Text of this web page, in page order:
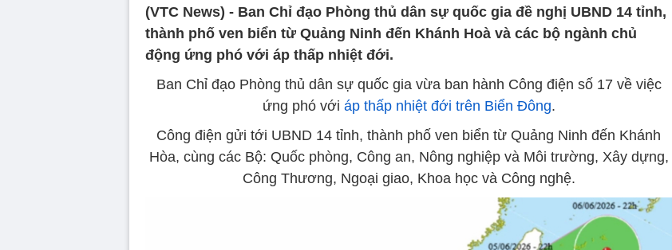
(VTC News) - Ban Chỉ đạo Phòng thủ dân sự quốc gia đề nghị UBND 14 tỉnh,
thành phố ven biển từ Quảng Ninh đến Khánh Hoà và các bộ ngành chủ
động ứng phó với áp thấp nhiệt đới.
Ban Chỉ đạo Phòng thủ dân sự quốc gia vừa ban hành Công điện số 17 về việc
ứng phó với áp thấp nhiệt đới trên Biển Đông.
Công điện gửi tới UBND 14 tỉnh, thành phố ven biển từ Quảng Ninh đến Khánh
Hòa, cùng các Bộ: Quốc phòng, Công an, Nông nghiệp và Môi trường, Xây dựng,
Công Thương, Ngoại giao, Khoa học và Công nghệ.